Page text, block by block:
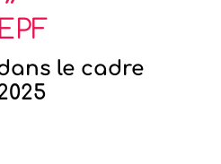
le cadre